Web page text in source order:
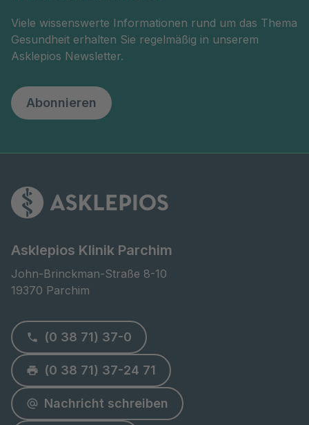
Viele wissenswerte Informationen rund um das Thema
Gesundheit erhalten Sie regelmäßig in unserem
Asklepios Newsletter.
Abonnieren
Asklepios Klinik Parchim
John-Brinckman-Straße 8-10
19370 Parchim
(0 38 71) 37-0
(0 38 71) 37-24 71
Nachricht schreiben